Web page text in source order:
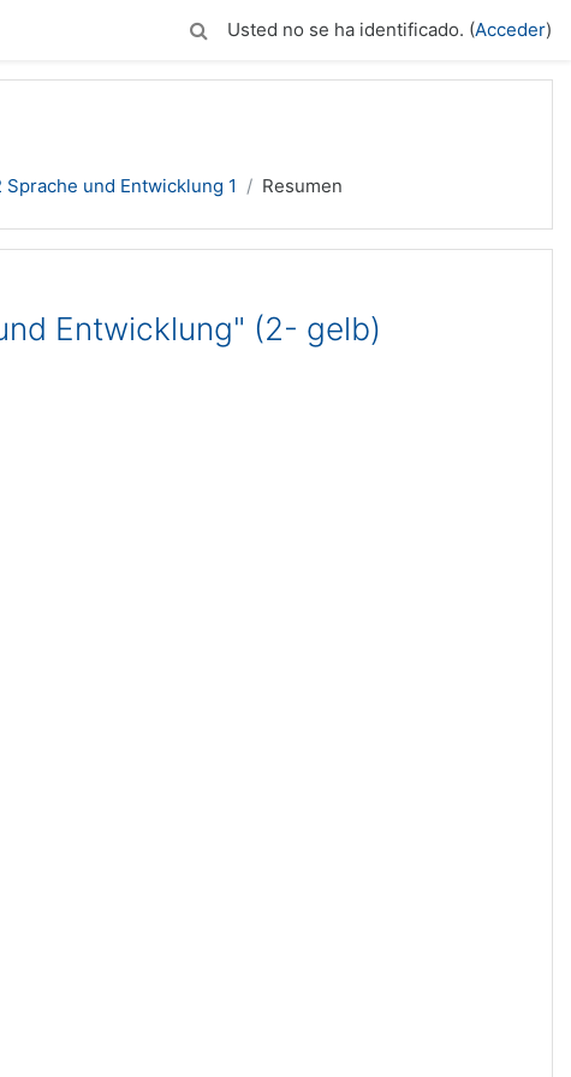
Usted no se ha identificado. (Acceder)
Sprache und Entwicklung 1 Resumen
Entwicklung" (2- gelb)